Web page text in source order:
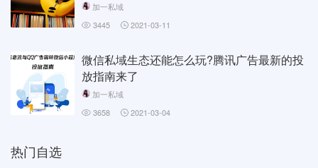
加一私域
3445
2021-03-11
微信私域生态还能怎么玩?腾讯广告最新的投
放指南来了
加一私域
3658
2021-03-04
热门自选